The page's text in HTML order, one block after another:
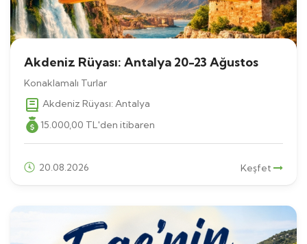
Akdeniz Rüyası: Antalya 20-23 Ağustos
Konaklamalı Turlar
Akdeniz Rüyası: Antalya
15.000,00 TL'den itibaren
20.08.2026 Keşfet